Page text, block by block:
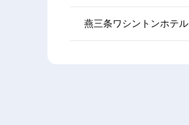
燕三条ワシントンホテル